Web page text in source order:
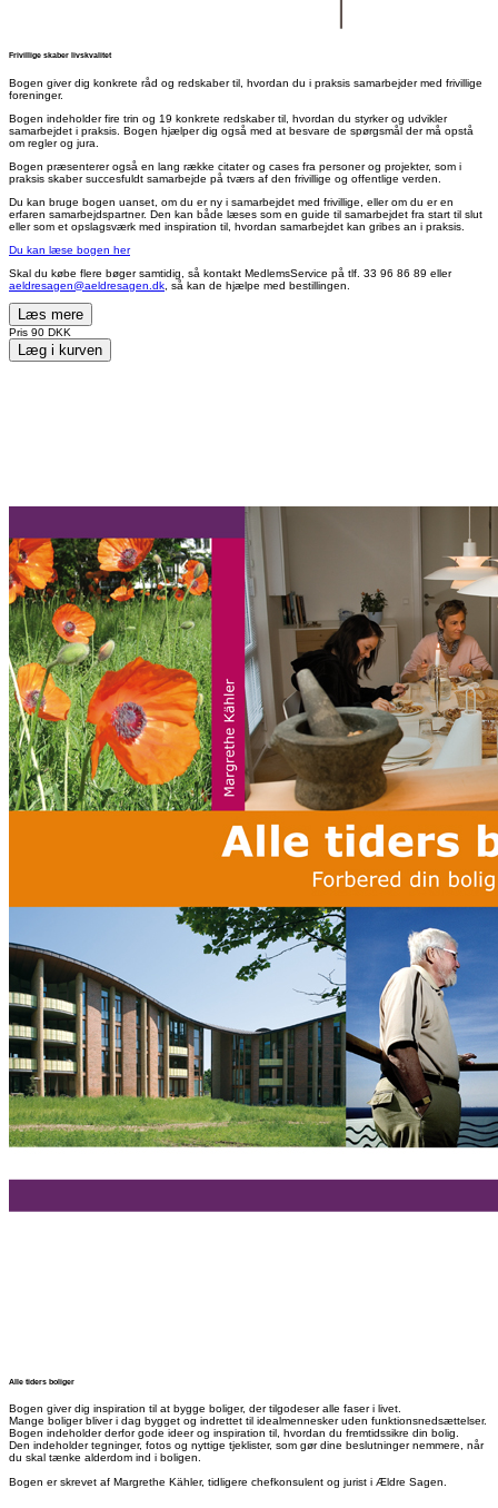
Frivillige skaber livskvalitet
Bogen giver dig konkrete råd og redskaber til, hvordan du i praksis samarbejder med frivillige
foreninger.
Bogen indeholder fire trin og 19 konkrete redskaber til, hvordan du styrker og udvikler
samarbejdet i praksis. Bogen hjælper dig også med at besvare de spørgsmål der må opstå
om regler og jura.
Bogen præsenterer også en lang række citater og cases fra personer og projekter, som i
praksis skaber succesfuldt samarbejde på tværs af den frivillige og offentlige verden.
Du kan bruge bogen uanset, om du er ny i samarbejdet med frivillige, eller om du er en
erfaren samarbejdspartner. Den kan både læses som en guide til samarbejdet fra start til slut
eller som et opslagsværk med inspiration til, hvordan samarbejdet kan gribes an i praksis.
Du kan læse bogen her
Skal du købe flere bøger samtidig, så kontakt MedlemsService på tlf. 33 96 86 89 eller
aeldresagen@aeldresagen.dk , så kan de hjælpe med bestillingen.
Læs mere
Pris 90 DKK
Læg i kurven
Alle tiders boliger
Bogen giver dig inspiration til at bygge boliger, der tilgodeser alle faser i livet.
Mange boliger bliver i dag bygget og indrettet til idealmennesker uden funktionsnedsættelser.
Bogen indeholder derfor gode ideer og inspiration til, hvordan du fremtidssikre din bolig.
Den indeholder tegninger, fotos og nyttige tjeklister, som gør dine beslutninger nemmere, når
du skal tænke alderdom ind i boligen.
Bogen er skrevet af Margrethe Kähler, tidligere chefkonsulent og jurist i Ældre Sagen.